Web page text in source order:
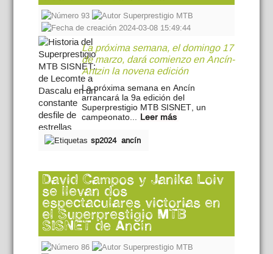
93
Superprestigio MTB
2024-03-08 15:49:44
La próxima semana, el domingo 17
de marzo, dará comienzo en Ancín-
Antzin la novena edición
La próxima semana en Ancín
arrancará la 9a edición del
Superprestigio MTB SISNET, un
campeonato... Leer más
sp2024 ancín
David Campos y Janika Loiv
se llevan dos
espectaculares victorias en
el Superprestigio MTB
SISNET de Ancín
86
Superprestigio MTB